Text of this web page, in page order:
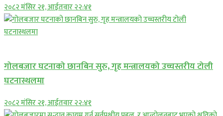
२०८२ मंसिर २१, आईतवार २२:४१
गोलबजार घटनाको छानबिन सुरु, गृह मन्त्रालयको उच्चस्तरीय टोली
घटनास्थलमा
२०८२ मंसिर २१, आईतवार २२:४१